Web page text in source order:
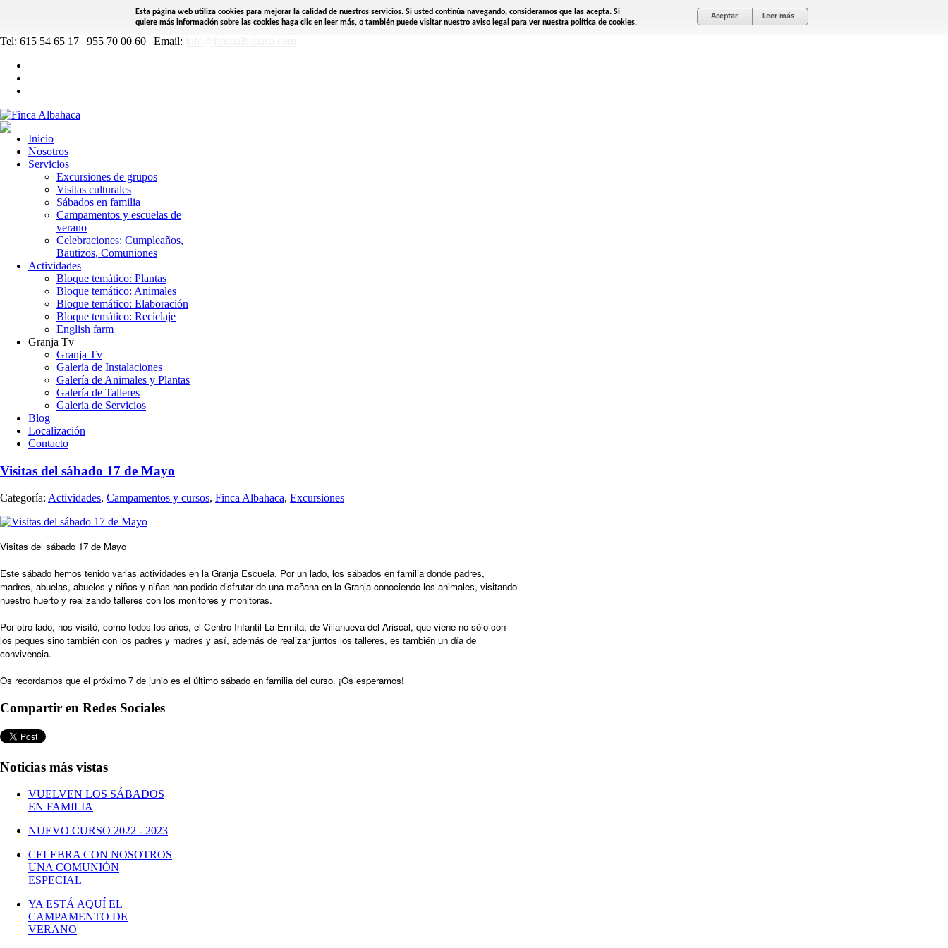
Esta página web utiliza cookies para mejorar la calidad de nuestros servicios. Si usted continúa navegando, consideramos que las acepta. Si
quiere más información sobre las cookies haga clic en leer más, o también puede visitar nuestro aviso legal para ver nuestra política de cookies.
Aceptar Leer más
Tel: 615 54 65 17 | 955 70 00 60 | Email:
Inicio
Nosotros
Servicios
Excursiones de grupos
Visitas culturales
Sábados en familia
Campamentos y escuelas de
verano
Celebraciones: Cumpleaños,
Bautizos, Comuniones
Actividades
Bloque temático: Plantas
Bloque temático: Animales
Bloque temático: Elaboración
Bloque temático: Reciclaje
English farm
Granja Tv
Granja Tv
Galería de Instalaciones
Galería de Animales y Plantas
Galería de Talleres
Galería de Servicios
Blog
Localización
Contacto
Visitas del sábado 17 de Mayo
Categoría: Actividades, Campamentos y cursos, Finca Albahaca, Excursiones
Visitas del sábado 17 de Mayo
Este sábado hemos tenido varias actividades en la Granja Escuela. Por un lado, los sábados en familia donde padres,
madres, abuelas, abuelos y niños y niñas han podido disfrutar de una mañana en la Granja conociendo los animales, visitando
nuestro huerto y realizando talleres con los monitores y monitoras.
Por otro lado, nos visitó, como todos los años, el Centro Infantil La Ermita, de Villanueva del Ariscal, que viene no sólo con
los peques sino también con los padres y madres y así, además de realizar juntos los talleres, es también un día de
convivencia.
Os recordamos que el próximo 7 de junio es el último sábado en familia del curso. ¡Os esperamos!
Compartir en Redes Sociales
Noticias más vistas
VUELVEN LOS SÁBADOS
EN FAMILIA
NUEVO CURSO 2022 - 2023
CELEBRA CON NOSOTROS
UNA COMUNIÓN
ESPECIAL
YA ESTÁ AQUÍ EL
CAMPAMENTO DE
VERANO